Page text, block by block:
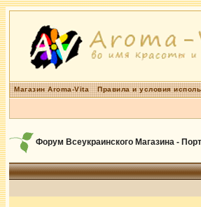
Магазин Aroma-Vita Правила и условия
Форум Всеукраинского Магазина -